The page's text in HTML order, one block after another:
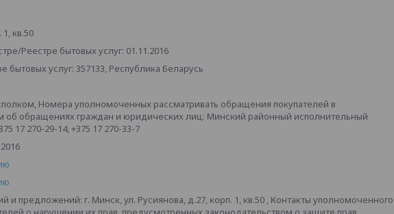
кв.50
Реестре бытовых услуг: 01.11.2016
услуг: 357133, Республика Беларусь
Номера уполномоченных рассматривать обращения покупателей в
об обращениях граждан и юридических лиц: Минский районный исполнительный
17 270-29-14, +375 17 270-33-7
предложений: г. Минск, ул. Русиянова, д.27, корп. 1, кв.50 , Контакты уполномоченного